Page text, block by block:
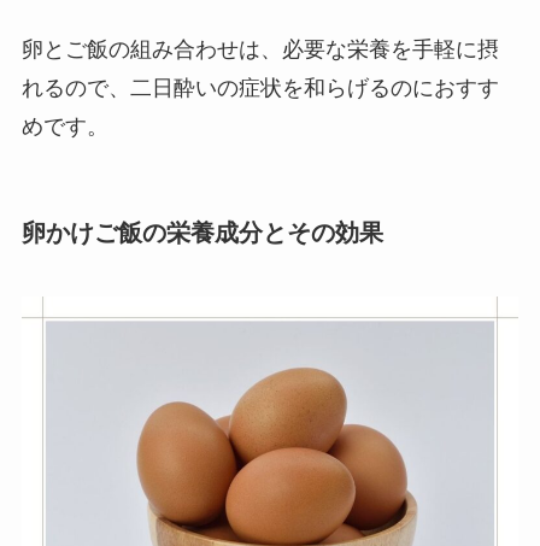
卵とご飯の組み合わせは、必要な栄養を手軽に摂
れるので、二日酔いの症状を和らげるのにおすす
めです。
卵かけご飯の栄養成分とその効果